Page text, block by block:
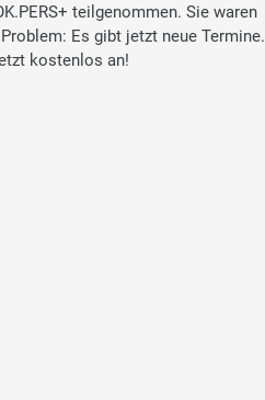
teilgenommen. Sie waren
Es gibt jetzt neue Termine.
kostenlos an!